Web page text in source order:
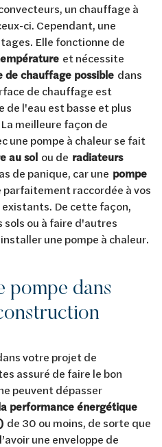
un chauffage à
ci. Cependant, une
Elle fonctionne de
et nécessite
de chauffage possible dans
de chauffage est
de l'eau est basse et plus
meilleure façon de
une pompe à chaleur se fait
au sol ou de radiateurs
de panique, car une pompe
raccordée à vos
De cette façon,
sols ou à faire d'autres
une pompe à chaleur.
pompe dans
votre projet de
assuré de faire le bon
peuvent dépasser
performance énergétique
de 30 ou moins, de sorte que
une enveloppe de